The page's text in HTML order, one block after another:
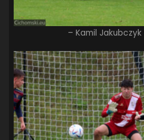
– Kamil